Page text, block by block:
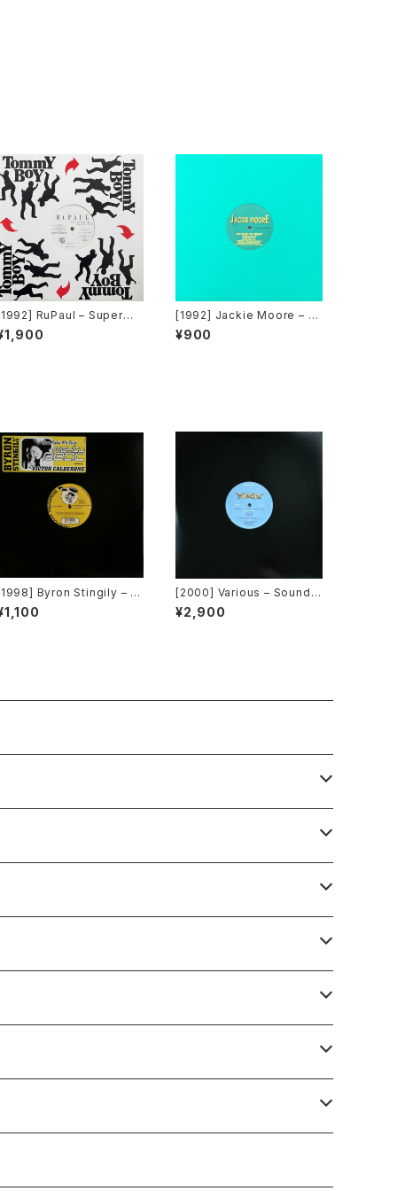
RuPaul – Supermo
(You Better Work) / H
Of Love [Tommy B
[1992] Jackie Moore – B
ecause The Night [Disco
magic Records]
¥900
Byron Stingily – Y
Make Me Feel (Might
Real) [Nervous Record
[2000] Various – Sound F
actory Y&Co. / Back To T
he "Disco" 〜私もDiscoへ
¥2,900